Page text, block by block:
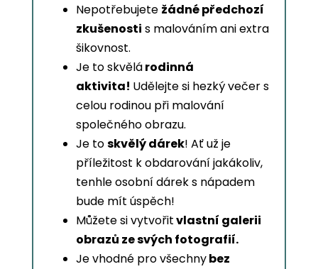
Nepotřebujete žádné předchozí
zkušenosti s malováním ani extra
šikovnost.
Je to skvělárodinná
aktivita! Udělejte si hezký večer s
celou rodinou při malování
společného obrazu.
Je toskvělý dárek! Ať už je
příležitost k obdarování jakákoliv,
tenhle osobní dárek s nápadem
bude mít úspěch!
Můžete si vytvořitvlastní galerii
obrazů ze svých fotografií.
Je vhodné pro všechnybez